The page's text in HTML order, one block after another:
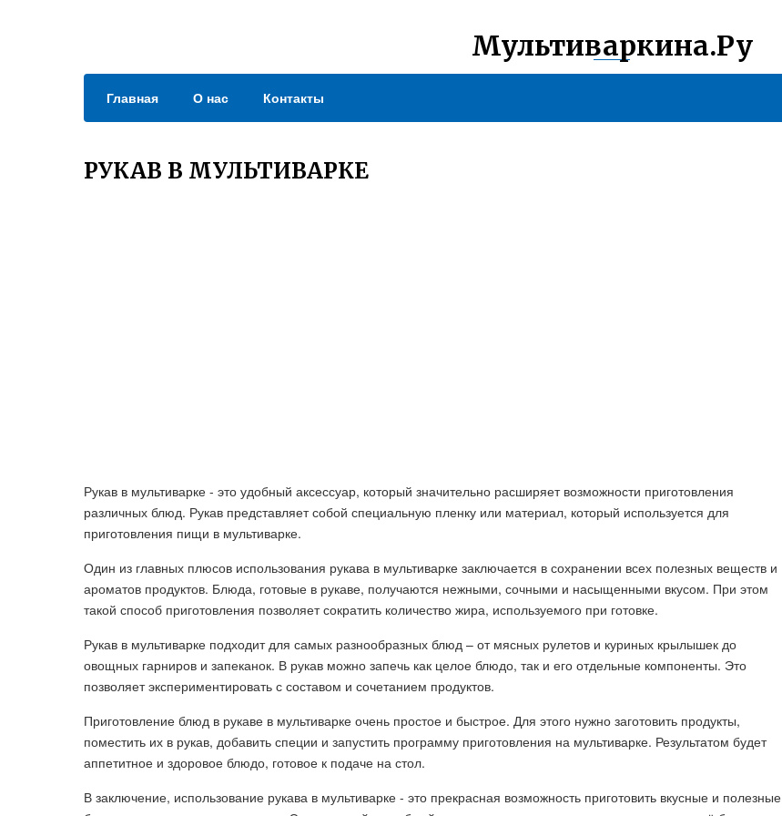
Мультиваркина.Ру
Главная О нас Контакты
РУКАВ В МУЛЬТИВАРКЕ
Рукав в мультиварке - это удобный аксессуар, который значительно расширяет возможности приготовления
различных блюд. Рукав представляет собой специальную пленку или материал, который используется для
приготовления пищи в мультиварке.
Один из главных плюсов использования рукава в мультиварке заключается в сохранении всех полезных веществ и
ароматов продуктов. Блюда, готовые в рукаве, получаются нежными, сочными и насыщенными вкусом. При этом
такой способ приготовления позволяет сократить количество жира, используемого при готовке.
Рукав в мультиварке подходит для самых разнообразных блюд – от мясных рулетов и куриных крылышек до
овощных гарниров и запеканок. В рукав можно запечь как целое блюдо, так и его отдельные компоненты. Это
позволяет экспериментировать с составом и сочетанием продуктов.
Приготовление блюд в рукаве в мультиварке очень простое и быстрое. Для этого нужно заготовить продукты,
поместить их в рукав, добавить специи и запустить программу приготовления на мультиварке. Результатом будет
аппетитное и здоровое блюдо, готовое к подаче на стол.
В заключение, использование рукава в мультиварке - это прекрасная возможность приготовить вкусные и полезные